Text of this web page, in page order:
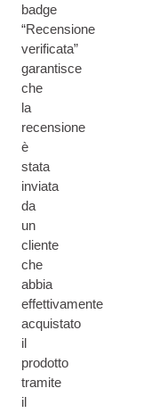
badge
“Recensione
verificata”
garantisce
che
la
recensione
è
stata
inviata
da
un
cliente
che
abbia
effettivamente
acquistato
il
prodotto
tramite
il